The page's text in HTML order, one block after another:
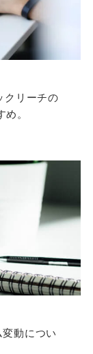
クリーチの
。
動につい